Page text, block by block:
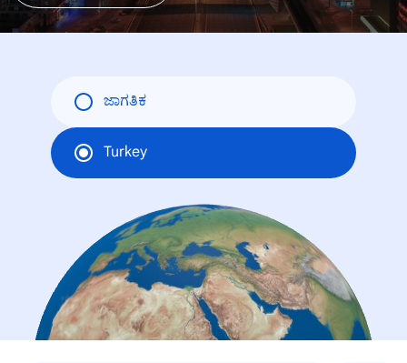
ಜಾಗತಿಕ
Turkey